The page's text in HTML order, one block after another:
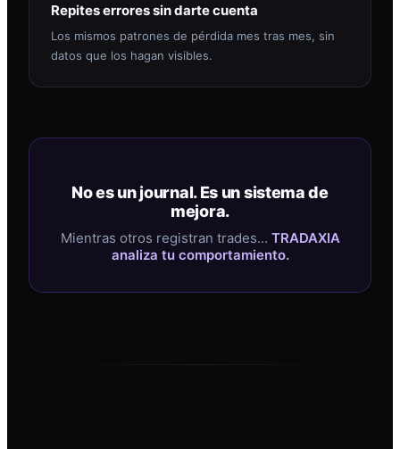
Repites errores sin darte cuenta
Los mismos patrones de pérdida mes tras mes, sin
datos que los hagan visibles.
No es un journal. Es un sistema de
mejora.
Mientras otros registran trades… TRADAXIA
analiza tu comportamiento.